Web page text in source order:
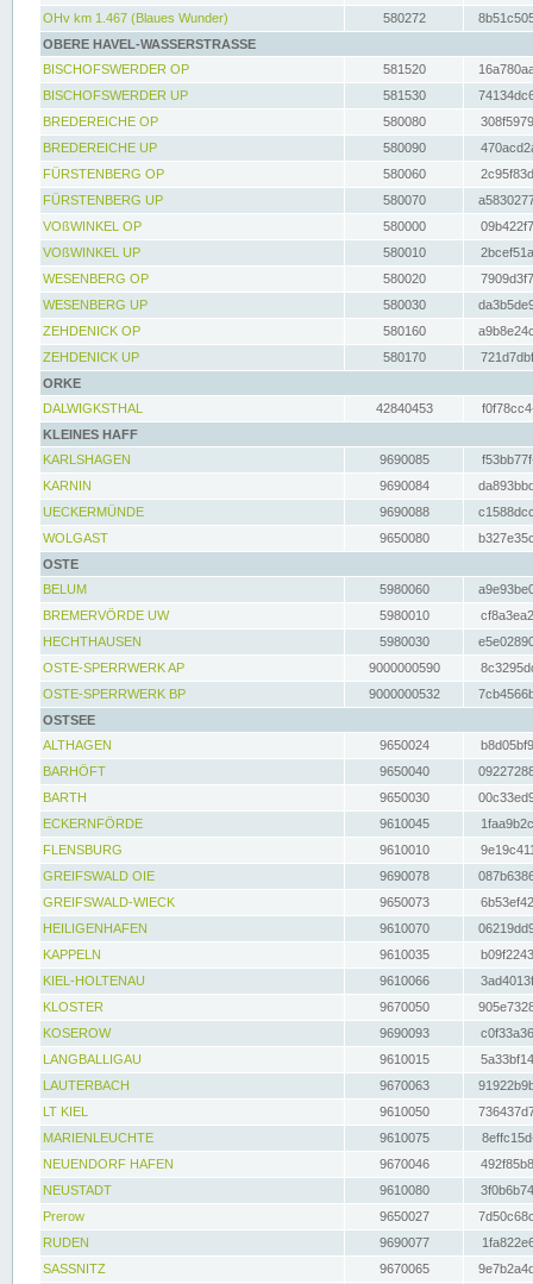
OHv km 1.467 (Blaues Wunder)
580272
OBERE HAVEL-WASSERSTRASSE
BISCHOFSWERDER OP
581520
BISCHOFSWERDER UP
581530
BREDEREICHE OP
580080
BREDEREICHE UP
580090
FÜRSTENBERG OP
580060
FÜRSTENBERG UP
580070
VOßWINKEL OP
580000
VOßWINKEL UP
580010
WESENBERG OP
580020
WESENBERG UP
580030
ZEHDENICK OP
580160
ZEHDENICK UP
580170
ORKE
DALWIGKSTHAL
42840453
KLEINES HAFF
KARLSHAGEN
9690085
KARNIN
9690084
UECKERMÜNDE
9690088
WOLGAST
9650080
OSTE
BELUM
5980060
BREMERVÖRDE UW
5980010
HECHTHAUSEN
5980030
OSTE-SPERRWERK AP
9000000590
OSTE-SPERRWERK BP
9000000532
OSTSEE
ALTHAGEN
9650024
BARHÖFT
9650040
BARTH
9650030
ECKERNFÖRDE
9610045
FLENSBURG
9610010
GREIFSWALD OIE
9690078
GREIFSWALD-WIECK
9650073
HEILIGENHAFEN
9610070
KAPPELN
9610035
KIEL-HOLTENAU
9610066
KLOSTER
9670050
KOSEROW
9690093
LANGBALLIGAU
9610015
LAUTERBACH
9670063
LT KIEL
9610050
MARIENLEUCHTE
9610075
NEUENDORF HAFEN
9670046
NEUSTADT
9610080
Prerow
9650027
RUDEN
9690077
SASSNITZ
9670065